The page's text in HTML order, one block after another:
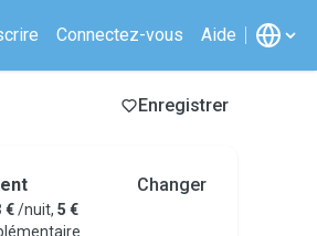
Connectez-vous Aide
Enregistrer
€/nuit, 5 €
Changer